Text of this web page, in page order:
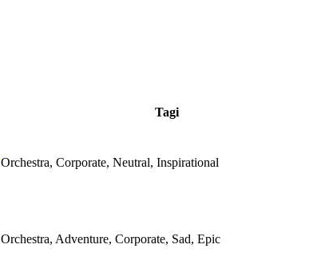
Tagi
Orchestra, Corporate, Neutral, Inspirational
Orchestra, Adventure, Corporate, Sad, Epic